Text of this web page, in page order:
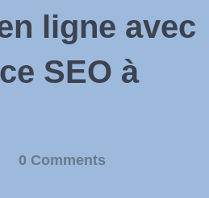
ligne avec
SEO à
0 Comments